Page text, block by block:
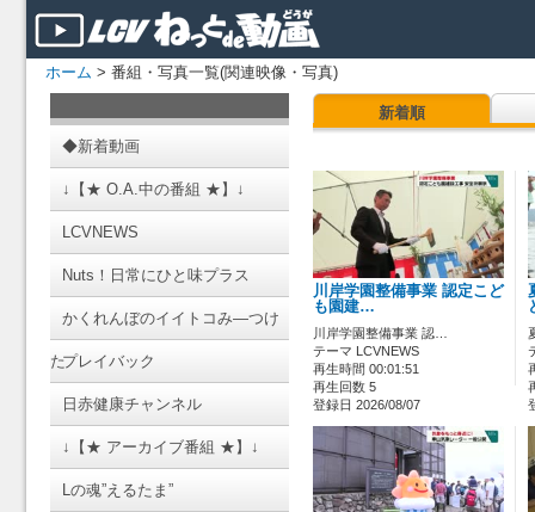
ホーム > 番組・写真一覧(関連映像・写真)
◆新着動画
↓【★ O.A.中の番組 ★】↓
LCVNEWS
Nuts！日常にひと味プラス
かくれんぼのイイトコみ―つけ
たプレイバック
日赤健康チャンネル
↓【★ アーカイブ番組 ★】↓
Lの魂”えるたま”
新着順
川岸学園整備事業 認定こど
も園建…
川岸学園整備事業 認…
テーマ LCVNEWS
再生時間 00:01:51
再生回数 5
登録日 2026/08/07